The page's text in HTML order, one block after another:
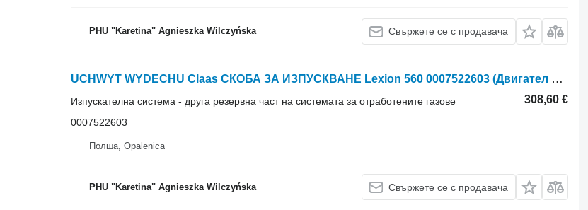
PHU "Karetina" Agnieszka Wilczyńska Свържете се с продавача
UCHWYT WYDECHU Claas СКОБА ЗА ИЗПУСКВАНЕ Lexion 560 0007522603 (Двигател Cat C9, 3126B; Изпускателна система) за зърнокомбайн Claas Lexion 560
308,60 €
Изпускателна система - друга резервна част на системата за отработените газове
0007522603
Полша, Opalenica
PHU "Karetina" Agnieszka Wilczyńska Свържете се с продавача